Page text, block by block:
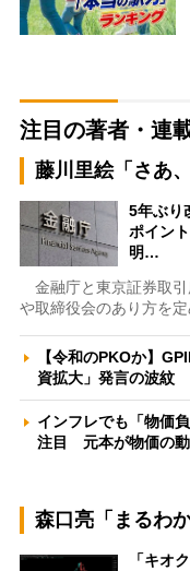
注目の著者・連
藤川里絵「さあ
5年ぶり
ポイン
明…
金融庁と東京証券取引
や取締役会のあり方を
【令和のPKOか】
資拡大」発言の波紋
インフレでも「物価
注目 元本が物価の
森口亮「まるわ
「キオ